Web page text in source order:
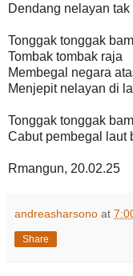
Dendang nelayan tak
Tonggak tonggak
Tombak tombak raja
Membegal negara
Menjepit nelayan di
Tonggak tonggak
Cabut pembegal laut
Rmangun, 20.02.25
andreasharsono at
Share